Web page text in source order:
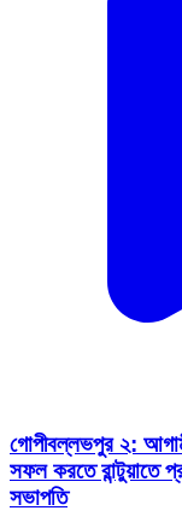
গোপীবল্লভপুর ২:
সফল করতে রান্টুয়াতে
সভাপতি